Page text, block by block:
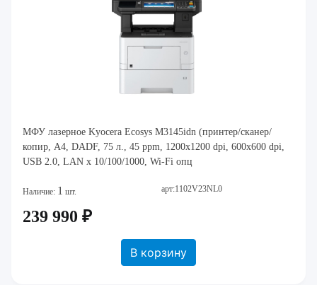
МФУ лазерное Kyocera Ecosys M3145idn (принтер/сканер/
копир, A4, DADF, 75 л., 45 ppm, 1200x1200 dpi, 600x600 dpi,
USB 2.0, LAN x 10/100/1000, Wi-Fi опц
Наличие: 1 шт. арт:1102V23NL0
239 990 ₽
В корзину